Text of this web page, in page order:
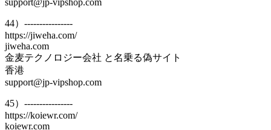
44）----------------
https://jiweha.com/
jiweha.com
金麦テクノロジー会社 と名乗る偽サイト
香港
support@jp-vipshop.com
45）----------------
https://koiewr.com/
koiewr.com